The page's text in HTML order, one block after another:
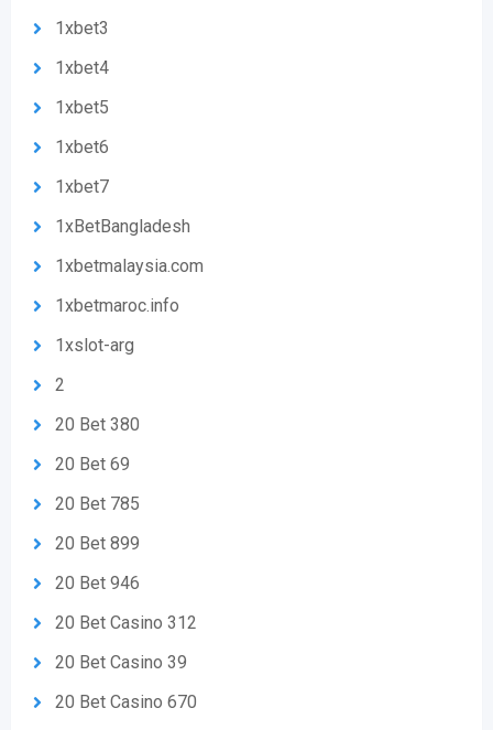
1xbet3
1xbet4
1xbet5
1xbet6
1xbet7
1xBetBangladesh
1xbetmalaysia.com
1xbetmaroc.info
1xslot-arg
2
20 Bet 380
20 Bet 69
20 Bet 785
20 Bet 899
20 Bet 946
20 Bet Casino 312
20 Bet Casino 39
20 Bet Casino 670